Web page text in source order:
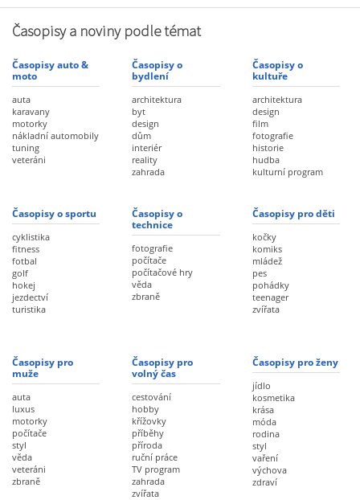
Časopisy a noviny podle témat
Časopisy auto &
moto
auta
karavany
motorky
nákladní automobily
tuning
veteráni
Časopisy o
bydlení
architektura
byt
design
dům
interiér
reality
zahrada
Časopisy o
kultuře
architektura
design
film
fotografie
historie
hudba
kulturní program
Časopisy o sportu
cyklistika
fitness
fotbal
golf
hokej
jezdectví
turistika
Časopisy o
technice
fotografie
počítače
počítačové hry
věda
zbraně
Časopisy pro děti
kočky
komiks
mládež
pes
pohádky
teenager
zvířata
Časopisy pro
muže
auta
luxus
motorky
počítače
styl
věda
veteráni
zbraně
Časopisy pro
volný čas
cestování
hobby
křížovky
příběhy
příroda
ruční práce
TV program
zahrada
zvířata
Časopisy pro ženy
jídlo
kosmetika
krása
móda
rodina
styl
vaření
výchova
zdraví